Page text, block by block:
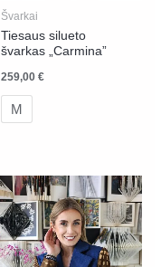
Švarkai
Tiesaus silueto
švarkas „Carmina”
259,00 €
M